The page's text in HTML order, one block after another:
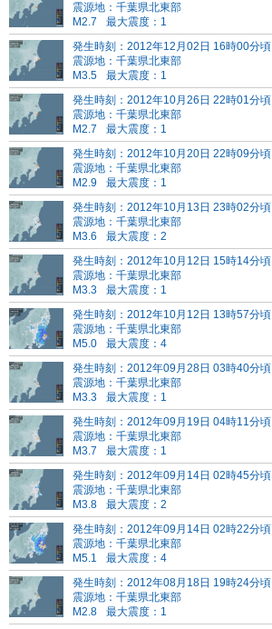
震源地：千葉県北東部
M2.7
最大震度：1
発生時刻：2012年12月02日 16時00分頃
震源地：千葉県北東部
M3.5
最大震度：1
発生時刻：2012年10月26日 22時01分頃
震源地：千葉県北東部
M2.7
最大震度：1
発生時刻：2012年10月20日 22時09分頃
震源地：千葉県北東部
M2.9
最大震度：1
発生時刻：2012年10月13日 23時02分頃
震源地：千葉県北東部
M3.6
最大震度：2
発生時刻：2012年10月12日 15時14分頃
震源地：千葉県北東部
M3.3
最大震度：1
発生時刻：2012年10月12日 13時57分頃
震源地：千葉県北東部
M5.0
最大震度：4
発生時刻：2012年09月28日 03時40分頃
震源地：千葉県北東部
M3.3
最大震度：1
発生時刻：2012年09月19日 04時11分頃
震源地：千葉県北東部
M3.7
最大震度：1
発生時刻：2012年09月14日 02時45分頃
震源地：千葉県北東部
M3.8
最大震度：2
発生時刻：2012年09月14日 02時22分頃
震源地：千葉県北東部
M5.1
最大震度：4
発生時刻：2012年08月18日 19時24分頃
震源地：千葉県北東部
M2.8
最大震度：1